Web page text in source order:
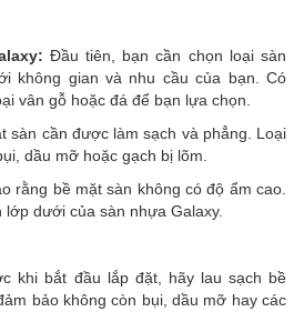
Đầu tiên, bạn cần chọn loại sàn
không gian và nhu cầu của bạn. Có
vân gỗ hoặc đá để bạn lựa chọn.
sàn cần được làm sạch và phẳng. Loại
dầu mỡ hoặc gạch bị lõm.
rằng bề mặt sàn không có độ ẩm cao.
dưới của sàn nhựa Galaxy.
khi bắt đầu lắp đặt, hãy lau sạch bề
bảo không còn bụi, dầu mỡ hay các